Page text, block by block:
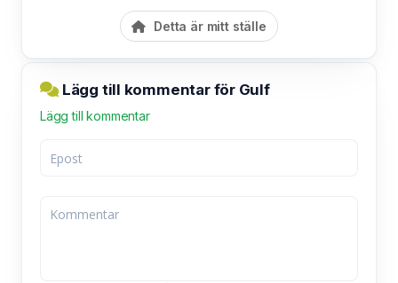
Detta är mitt ställe
Lägg till kommentar för Gulf
Lägg till kommentar